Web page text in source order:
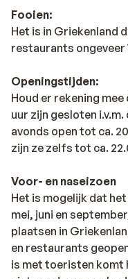
Fooien:
Het is in Griekenland
restaurants ongeveer
Openingstijden:
Houd er rekening
uur zijn gesloten
avonds open tot ca.
zijn ze zelfs tot ca.
Voor- en naseizoen
Het is mogelijk dat
mei, juni en
plaatsen in
en restaurants
is met toeristen komt